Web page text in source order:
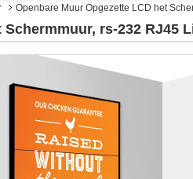
Openbare Muur Opgezette LCD het
Schermmuur, rs-232